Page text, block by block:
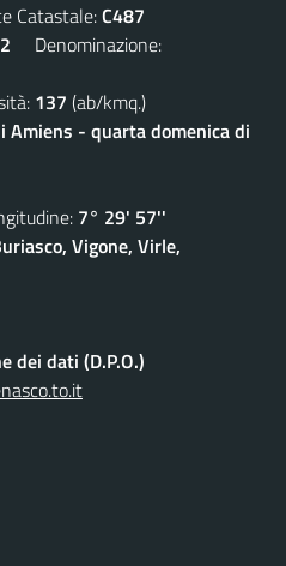
Catastale:C487
Denominazione:
137 (ab/kmq.)
Amiens - quarta domenica di
7° 29' 57''
Vigone, Virle,
dei dati (D.P.O.)